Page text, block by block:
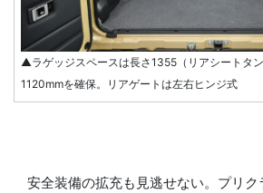
▲ラゲッジスペースは長さ1355（リアシートタ
1120mmを確保。リアゲートは左右ヒンジ式
安全装備の拡充も見逃せない。プリク